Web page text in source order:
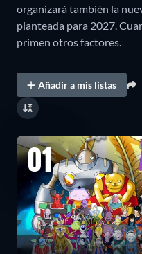
organizará también la
planteada para 2027.
primen otros factores.
Añadir a mis listas
01